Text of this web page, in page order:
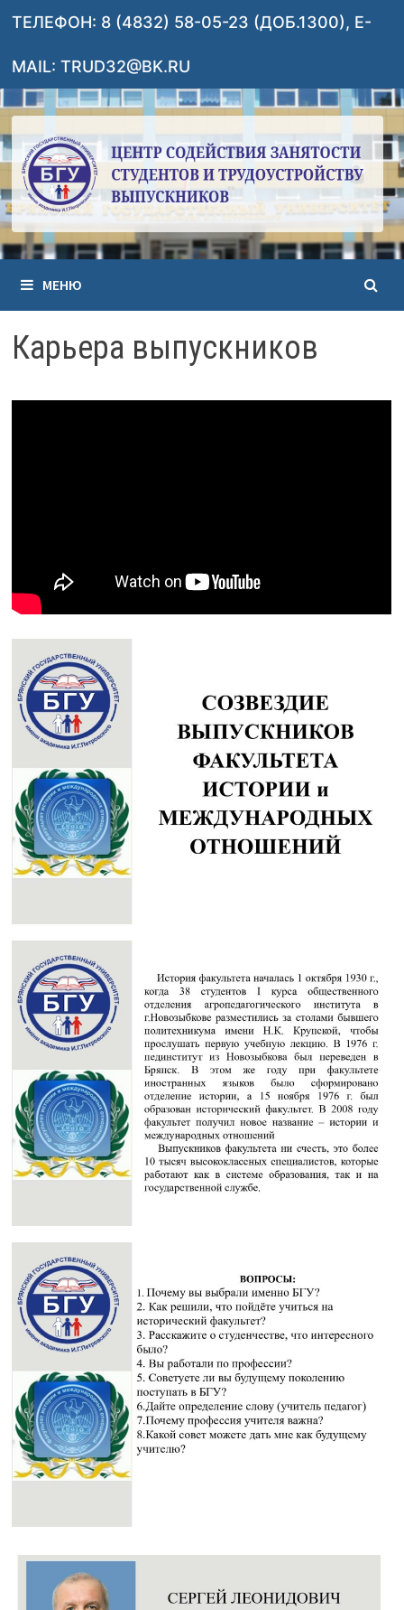
Перейти
содержимому
ТЕЛЕФОН: 8 (4832) 58-05-23 (ДОБ.1300), E-
MAIL: TRUD32@BK.RU
МЕНЮ
Карьера выпускников